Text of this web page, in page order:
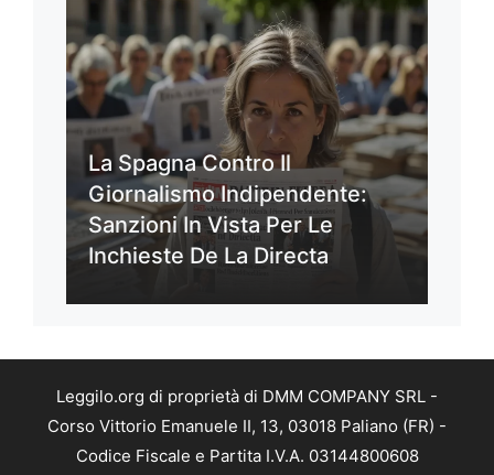
La Spagna Contro Il
Giornalismo Indipendente:
Sanzioni In Vista Per Le
Inchieste De La Directa
Leggilo.org di proprietà di DMM COMPANY SRL -
Corso Vittorio Emanuele II, 13, 03018 Paliano (FR) -
Codice Fiscale e Partita I.V.A. 03144800608